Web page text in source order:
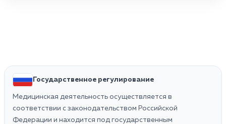
Государственное регулирование
Медицинская деятельность осуществляется в
соответствии с законодательством Российской
Федерации и находится под государственным